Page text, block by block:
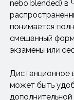
nebo blended) в
понимается
смешанный
экзамены или
Дистанционное
может быть